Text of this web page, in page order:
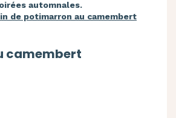
automnales.
de potimarron au camembert
camembert